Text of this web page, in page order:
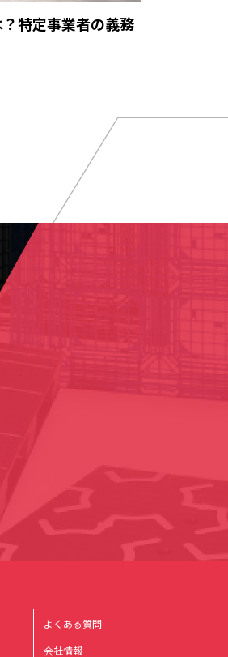
特定事業者の義務
よくある質問
会社情報